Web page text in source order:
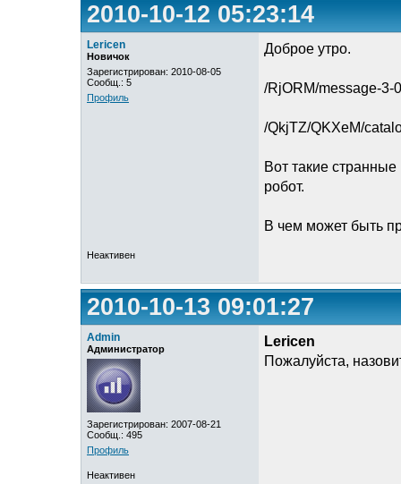
2010-10-12 05:23:14
Lericen
Новичок
Зарегистрирован: 2010-08-05
Сообщ.: 5
Профиль
Доброе утро.
/RjORM/message-3-
/QkjTZ/QKXeM/
Вот такие
робот.
В чем может быть
Неактивен
2010-10-13 09:01:27
Admin
Администратор
Зарегистрирован: 2007-08-21
Сообщ.: 495
Профиль
Lericen
Пожалуйста,
Неактивен